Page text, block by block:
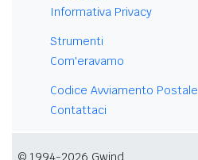
Informativa Privacy
Strumenti
Com'eravamo
Codice Avviamento Postale
Contattaci
© 1994-2026 Gwind